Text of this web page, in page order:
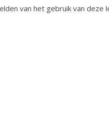
van het gebruik van deze